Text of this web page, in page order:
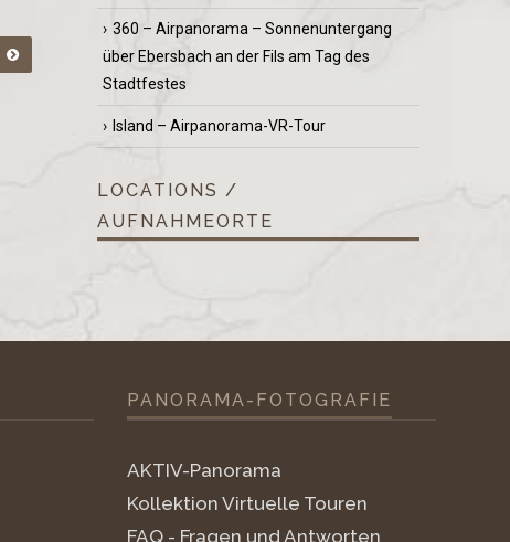
360 – Airpanorama – Sonnenuntergang
über Ebersbach an der Fils am Tag des
Stadtfestes
Island – Airpanorama-VR-Tour
LOCATIONS /
AUFNAHMEORTE
PANORAMA-FOTOGRAFIE
AKTIV-Panorama
Kollektion Virtuelle Touren
FAQ - Fragen und Antworten